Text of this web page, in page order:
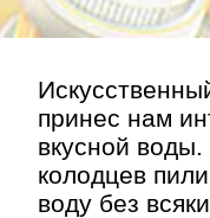
принес нам
вкусной
колодцев
воду без